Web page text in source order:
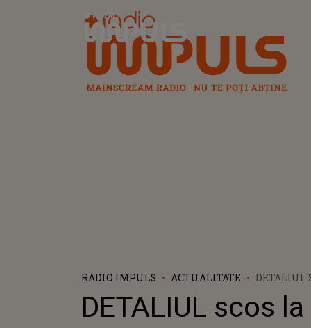
Radio Impuls
RADIO IMPULS ACTUALITATE
DETALIUL
CE S-A
ORE. DE
DETALIUL scos